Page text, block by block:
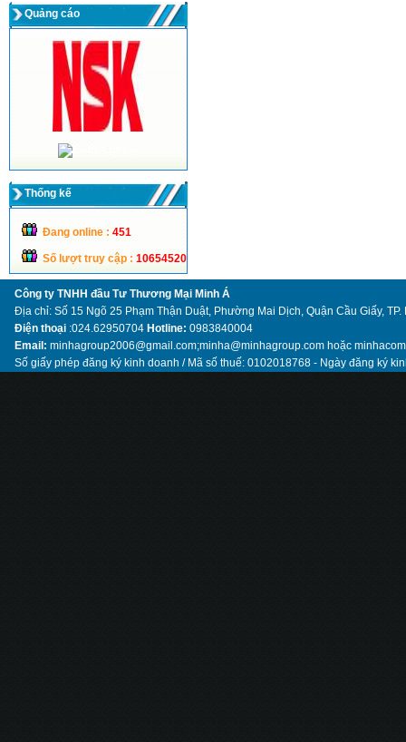
Màn hình máy tính siêu mỏng công
nghệ LED của Acer
Quảng cáo
Thống kế
Đang online : 451
Số lượt truy cập : 10654520
Công ty TNHH đầu Tư Thương Mại Minh Á
Địa chỉ: Số 15 Ngõ 25 Phạm Thận Duật, Phường Mai Dịch, Quận Cầu Giấy, TP.
Điện thoại :024.62950704 Hotline: 0983840004
Email: minhagroup2006@gmail.com;minha@minhagroup.com hoặc
Số giấy phép đăng ký kinh doanh / Mã số thuế: 0102018768 - Ngày đăng ký